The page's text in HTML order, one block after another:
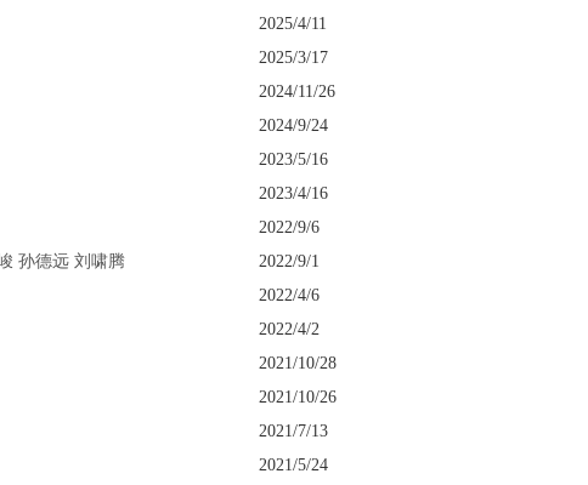
2025/4/11
2025/3/17
2024/11/26
2024/9/24
2023/5/16
2023/4/16
2022/9/6
孙德远 刘啸腾
2022/9/1
2022/4/6
2022/4/2
2021/10/28
2021/10/26
2021/7/13
2021/5/24